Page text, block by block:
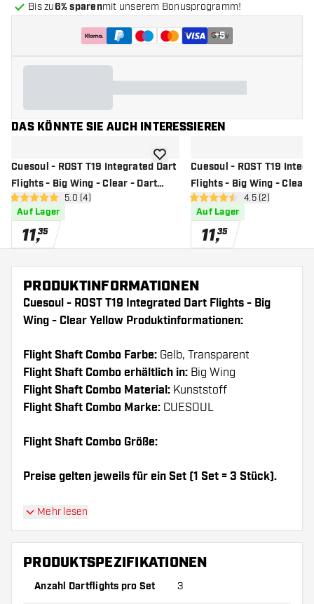
Bis zu6% sparenmit unserem Bonusprogramm!
+5
DAS KÖNNTE SIE AUCH INTERESSIEREN
Cuesoul - ROST T19 Integrated Dart
Flights - Big Wing - Clear - Dart
Flights Bewertungsbereich öffnen
5 Bewertungssterne
5.0 (4)
Auf Lager
11,35
Zur Wunschliste hinzufügen
Cuesoul - ROST T19
Flights - Big Wing - Clear
Flights
4.5 Bewertungssterne
4.5 (2)
Auf Lager
11,35
PRODUKTINFORMATIONEN
Cuesoul - ROST T19 Integrated Dart Flights - Big
Wing - Clear Yellow Produktinformationen:
Flight Shaft Combo Farbe: Gelb, Transparent
Flight Shaft Combo erhältlich in: Big Wing
Flight Shaft Combo Material: Kunststoff
Flight Shaft Combo Marke: CUESOUL
Flight Shaft Combo Größe:
Preise gelten jeweils für ein Set (1 Set = 3 Stück).
Dartshopper Tipp!
Shafts. Diese können sich durch Gebrauch
abnutzen oder brechen.
Mehr lesen
PRODUKTSPEZIFIKATIONEN
Anzahl Dartflights pro Set 3